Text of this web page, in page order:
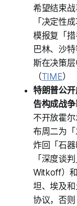
希望结束
「决定性
模报复「
巴林、沙
斯在决策层
（TIME）
特朗普公
告构成战
不开放霍
布周二为
炸回「石
「深度谈
Witkoff）
坦、埃及
协议，否